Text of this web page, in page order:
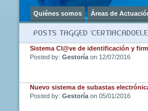
Quiénes somos Áreas de
POSTS TAGGED
Sistema Cl@ve de identificación y
Posted by: Gestoría on 12/07/2016
Nuevo sistema de subastas
Posted by: Gestoría on 05/01/2016